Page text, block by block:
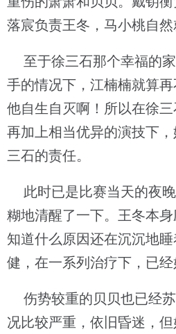
落宸负责王冬，马小桃自然
至于徐三石那个幸福的家
手的情况下，江楠楠就算
他自生自灭啊！所以在徐
再加上相当优异的演技下
三石的责任。
此时已是比赛当天的夜
糊地清醒了一下。王冬本
知道什么原因还在沉沉地
健，在一系列治疗下，已经
伤势较重的贝贝也已经
况比较严重，依旧昏迷，